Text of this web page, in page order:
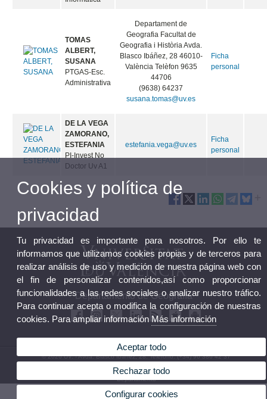
TOMAS
ALBERT,
SUSANA
PTGAS-Esc.
Administrativa
Departament de
Geografia Facultat de
Geografia i Història Avda.
Blasco Ibáñez, 28 46010-
València Telèfon 9635
44706
(9638) 64237
susana.tomas@uv.es
Ficha
personal
DE LA VEGA
ZAMORANO,
ESTEFANIA
PI-Invest No
Doctor Uv A1
estefania.vega@uv.es
Ficha
personal
Departamento de Geografía
© 2026 UV. - Avda. Blasco Ibáñez, 28. Teléfono: (+34) 96 386 42 37
Política privacidad |Cookies
Departamento
Cookies y política de
privacidad
Tu privacidad es importante para nosotros. Por ello te
informamos que utilizamos cookies propias y de terceros para
realizar análisis de uso y medición de nuestra página web con
el fin de personalizar contenidos,así como proporcionar
funcionalidades a las redes sociales o analizar nuestro tráfico.
Para continuar acepta o modifica la configuración de nuestras
cookies. Para ampliar información Más información
Aceptar todo
Rechazar todo
Configurar cookies